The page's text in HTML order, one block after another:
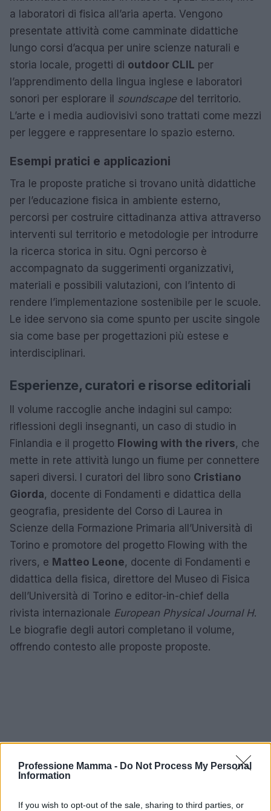
Professione Mamma - Do Not Process My Personal
Information
If you wish to opt-out of the sale, sharing to third parties, or
a laboratori di fisica all’aria aperta. Vengono
presentate attività come camminate didattiche
lungo corsi d’acqua per unire scienze naturali e
storia locale, progetti di outdoor CLIL per
l’apprendimento della lingua inglese e laboratori
sonori per esplorare il soundscapedel territorio.
L’arte e i media audiovisivi sono trattati come mezzi
per leggere e rappresentare lo spazio esterno.
Esempi pratici e applicazioni
Tra le proposte pratiche si trovano unità didattiche
per l’educazione fisica in ambiente esterno,
percorsi per costruire cittadinanza attiva attraverso
interventi sul territorio e metodologie per introdurre
la ricerca storica in situ. Ogni percorso è
accompagnato da suggerimenti organizzativi,
materiali e possibili valutazioni, con l’intento di
rendere l’implementazione sostenibile per le scuole.
Le idee servono sia come spunto per uscite singole
sia come base per progettazioni più estese e
interdisciplinari.
Esperienze, curatori e risorse editoriali
Il volume raccoglie anche indagini sul campo:
riflessioni degli insegnanti, un caso di studio in
Finlandia e il progetto Flowing with the rivers, che
mette in rete attività lungo un fiume per connettere
saperi diversi. I curatori del libro sono Cristiano
Giorda, docente di Fondamenti e didattica della
geografia, presidente del Corso di Laurea in
Scienze della Formazione Primaria all’Università di
Torino e promotore del progetto Flowing with the
rivers, e Matteo Leone, docente di Fondamenti e
didattica della fisica, direttore del Museo di Fisica
dell’Università di Torino e editor-in-chief della
rivista internazionale European Physical Journal H.
Le biografie degli autori completano il volume,
offrendo contesto alle proposte proposte.